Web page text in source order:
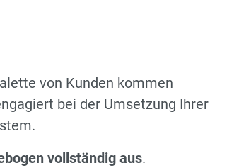
von Kunden kommen
bei der Umsetzung Ihrer
vollständig aus.